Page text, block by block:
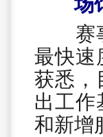
赛事
最快速
获悉，
出工作
和新增